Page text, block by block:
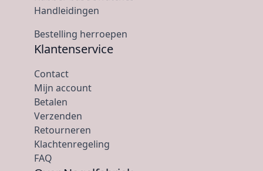
Handleidingen
Bestelling herroepen
Klantenservice
Contact
Mijn account
Betalen
Verzenden
Retourneren
Klachtenregeling
FAQ